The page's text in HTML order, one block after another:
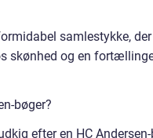
samlestykke,
skønhed og en
bøger?
efter en HC